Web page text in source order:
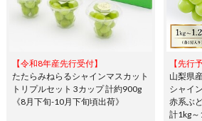
【令和8年産先行受付】
たたらみねらるシャインマスカット
トリプルセット 3カップ 計約900g
《8月下旬-10月下旬頃出荷》
【先行
山梨県
シャイ
赤系ぶ
計1kg